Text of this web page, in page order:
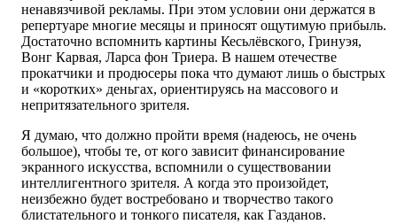
ненавязчивой рекламы. При этом условии они держатся в
репертуаре многие месяцы и приносят ощутимую прибыль.
Достаточно вспомнить картины Кесьлёвского, Гринуэя,
Вонг Карвая, Ларса фон Триера. В нашем отечестве
прокатчики и продюсеры пока что думают лишь о быстрых
и «коротких» деньгах, ориентируясь на массового и
непритязательного зрителя.
Я думаю, что должно пройти время (надеюсь, не очень
большое), чтобы те, от кого зависит финансирование
экранного искусства, вспомнили о существовании
интеллигентного зрителя. А когда это произойдет,
неизбежно будет востребовано и творчество такого
блистательного и тонкого писателя, как Газданов.